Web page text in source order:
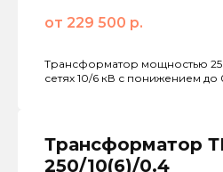
от 229 500 р.
Трансформатор мощностью
сетях 10/6 кВ с понижением до
Трансформатор
250/10(6)/0.4